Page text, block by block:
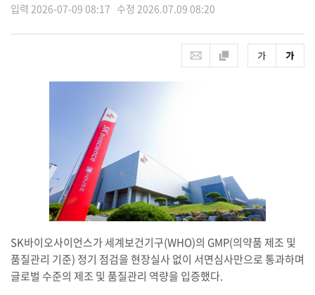
입력 2026-07-09 08:17 수정 2026.07.09 08:20
SK바이오사이언스가 세계보건기구(WHO)의 GMP(의약품 제조 및
품질관리 기준) 정기 점검을 현장실사 없이 서면심사만으로 통과하며
글로벌 수준의 제조 및 품질관리 역량을 입증했다.